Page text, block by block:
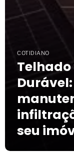
COTIDIANO
Telhado
seu